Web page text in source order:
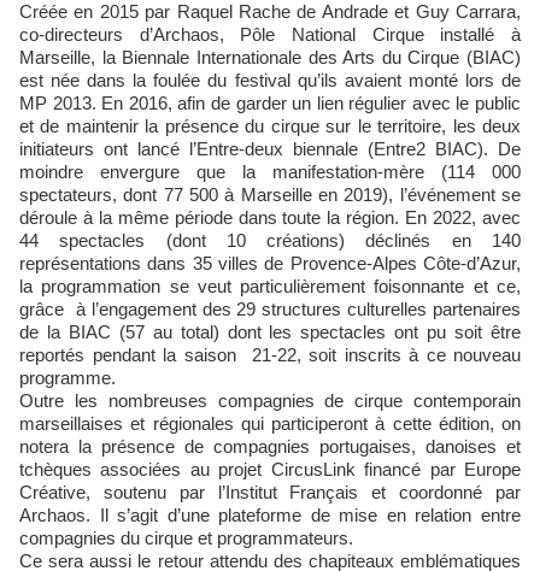
Créée en 2015 par Raquel Rache de Andrade et Guy Carrara,
co-directeurs d’Archaos, Pôle National Cirque installé à
Marseille, la Biennale Internationale des Arts du Cirque (BIAC)
est née dans la foulée du festival qu’ils avaient monté lors de
MP 2013. En 2016, afin de garder un lien régulier avec le public
et de maintenir la présence du cirque sur le territoire, les deux
initiateurs ont lancé l’Entre-deux biennale (Entre2 BIAC). De
moindre envergure que la manifestation-mère (114 000
spectateurs, dont 77 500 à Marseille en 2019), l’événement se
déroule à la même période dans toute la région. En 2022, avec
44 spectacles (dont 10 créations) déclinés en 140
représentations dans 35 villes de Provence-Alpes Côte-d’Azur,
la programmation se veut particulièrement foisonnante et ce,
grâce à l’engagement des 29 structures culturelles partenaires
de la BIAC (57 au total) dont les spectacles ont pu soit être
reportés pendant la saison 21-22, soit inscrits à ce nouveau
programme.
Outre les nombreuses compagnies de cirque contemporain
marseillaises et régionales qui participeront à cette édition, on
notera la présence de compagnies portugaises, danoises et
tchèques associées au projet CircusLink financé par Europe
Créative, soutenu par l’Institut Français et coordonné par
Archaos. Il s’agit d’une plateforme de mise en relation entre
compagnies du cirque et programmateurs.
Ce sera aussi le retour attendu des chapiteaux emblématiques